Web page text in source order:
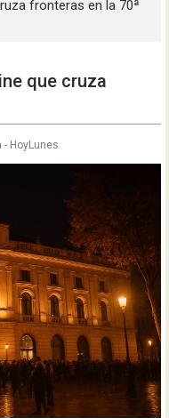
fronteras en la 70ª
que cruza
HoyLunes